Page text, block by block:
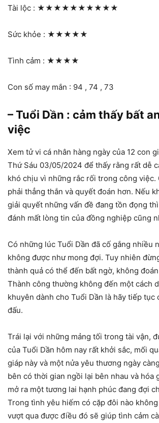
Tài lộc : ★★★★★★★★★★
Sức khỏe : ★★★★★
Tình cảm : ★★★★
Con số may mắn : 94 , 74 , 73
– Tuổi Dần : cảm thấy bất
việc
Xem tử vi cá nhân hàng ngày của 12 con
Thứ Sáu 03/05/2024 để thấy rằng rất dễ
khó chịu vì những rắc rối trong công việc.
phải thẳng thắn và quyết đoán hơn. Nếu
giải quyết những vấn đề đang tồn đọng
đánh mất lòng tin của đồng nghiệp cũng
Có những lúc Tuổi Dần đã cố gắng nhiều
không được như mong đợi. Tuy nhiên
thành quả có thể đến bất ngờ, không
Thành công thường không đến một cách
khuyên dành cho Tuổi Dần là hãy tiếp tục
đấu.
Trái lại với những mảng tối trong tài vận,
của Tuổi Dần hôm nay rất khởi sắc, mối
giáp này và một nửa yêu thương ngày
bên có thời gian ngồi lại bên nhau và hóa
mở ra một tương lai hạnh phúc đang đợi
Trong tình yêu hiếm có cặp đôi nào
vượt qua được điều đó sẽ giúp tình cảm